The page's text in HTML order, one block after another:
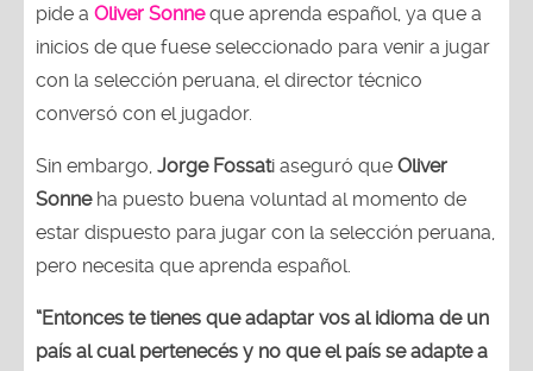
pide a Oliver Sonneque aprenda español, ya que a
inicios de que fuese seleccionado para venir a jugar
con la selección peruana, el director técnico
conversó con el jugador.
Sin embargo, Jorge Fossati aseguró que Oliver
Sonneha puesto buena voluntad al momento de
estar dispuesto para jugar con la selección peruana,
pero necesita que aprenda español.
“Entonces te tienes que adaptar vos al idioma de un
país al cual pertenecés y no que el país se adapte a